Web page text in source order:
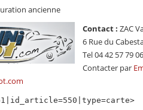
ancienne
Contact : ZAC
6 Rue du
Tel 04 42 57 79 06
Contacter par